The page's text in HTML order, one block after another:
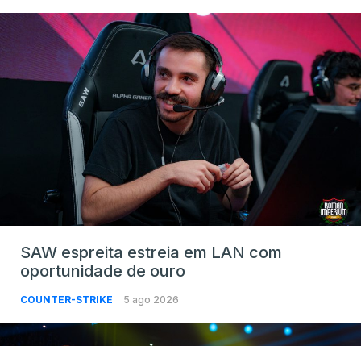
SAW espreita estreia em LAN com
oportunidade de ouro
COUNTER-STRIKE 5 ago 2026